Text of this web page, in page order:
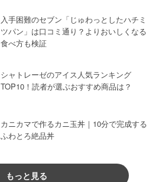
入手困難のセブン「じゅわっとしたハチミ
ツパン」は口コミ通り？よりおいしくなる
食べ方も検証
シャトレーゼのアイス人気ランキング
TOP10！読者が選ぶおすすめ商品は？
カニカマで作るカニ玉丼｜10分で完成する
ふわとろ絶品丼
もっと見る